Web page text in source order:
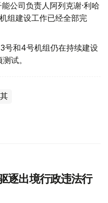
公司负责人阿列克谢·利哈
组建设工作已经全部完
号和4号机组仍在持续建设
试。
逐出境行政违法行